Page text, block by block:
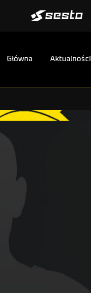
Główna Aktualności